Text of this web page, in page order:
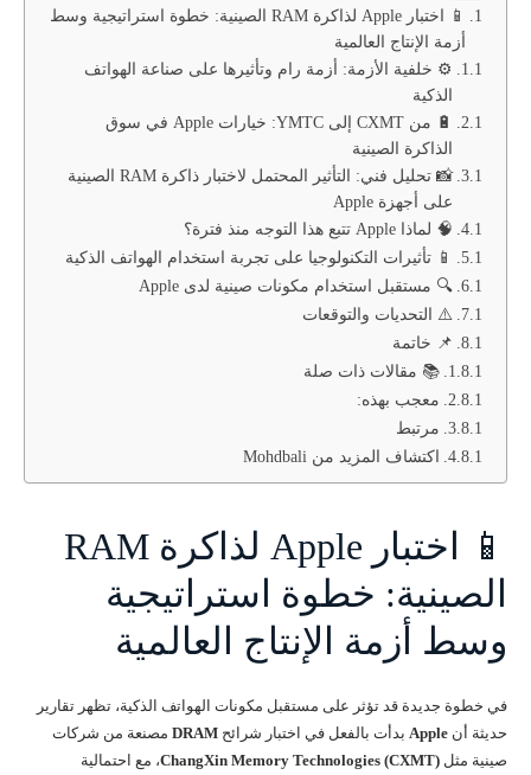
📱 اختبار Apple لذاكرة RAM الصينية: خطوة استراتيجية وسط
أزمة الإنتاج العالمية
⚙️ خلفية الأزمة: أزمة رام وتأثيرها على صناعة الهواتف
الذكية
🔋 من CXMT إلى YMTC: خيارات Apple في سوق
الذاكرة الصينية
📸 تحليل فني: التأثير المحتمل لاختبار ذاكرة RAM الصينية
على أجهزة Apple
🧠 لماذا Apple تتبع هذا التوجه منذ فترة؟
📱 تأثيرات التكنولوجيا على تجربة استخدام الهواتف الذكية
🔍 مستقبل استخدام مكونات صينية لدى Apple
⚠️ التحديات والتوقعات
📌 خاتمة
📚 مقالات ذات صلة
معجب بهذه:
مرتبط
اكتشاف المزيد من Mohdbali
📱 اختبار Apple لذاكرة RAM
الصينية: خطوة استراتيجية
وسط أزمة الإنتاج العالمية
في خطوة جديدة قد تؤثر على مستقبل مكونات الهواتف الذكية، تظهر تقارير
حديثة أن Apple بدأت بالفعل في اختبار شرائح DRAM مصنعة من شركات
صينية مثل ChangXin Memory Technologies (CXMT)، مع احتمالية